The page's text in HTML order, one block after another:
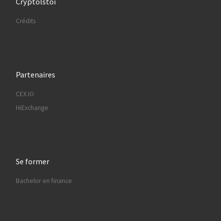
Crédits
Partenaires
CEX.IO
HiExchange
Se former
Bachelor en finance